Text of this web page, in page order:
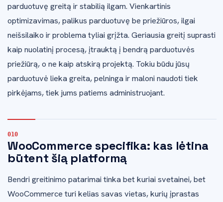
parduotuvę greitą ir stabilią ilgam. Vienkartinis
optimizavimas, palikus parduotuvę be priežiūros, ilgai
neišsilaiko ir problema tyliai grįžta. Geriausia greitį suprasti
kaip nuolatinį procesą, įtrauktą į bendrą parduotuvės
priežiūrą, o ne kaip atskirą projektą. Tokiu būdu jūsų
parduotuvė lieka greita, pelninga ir maloni naudoti tiek
pirkėjams, tiek jums patiems administruojant.
WooCommerce specifika: kas lėtina
būtent šią platformą
Bendri greitinimo patarimai tinka bet kuriai svetainei, bet
WooCommerce turi kelias savas vietas, kurių įprastas